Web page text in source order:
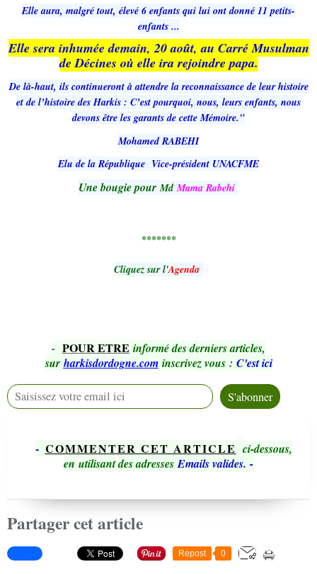
Elle aura, malgré tout, élevé 6 enfants qui lui ont donné 11 petits-
enfants ...
Elle sera inhumée demain, 20 août, au Carré Musulman
de Décines où elle ira rejoindre papa.
De là-haut, ils continueront à attendre la reconnaissance de leur histoire
et de l’histoire des Harkis : C’est pourquoi, nous, leurs enfants, nous
devons être les garants de cette Mémoire."
Mohamed RABEHI
Elu de la République Vice-président UNACFME
Une bougie pour MdMama Rabehi
*******
Cliquez sur l'Agenda
- POUR ETRE informé des derniers articles,
sur harkisdordogne.com inscrivez vous : C'est ici
- COMMENTER CET ARTICLE ci-dessous,
en utilisant des adressesEmails valides. -
Partager cet article
Repost 0